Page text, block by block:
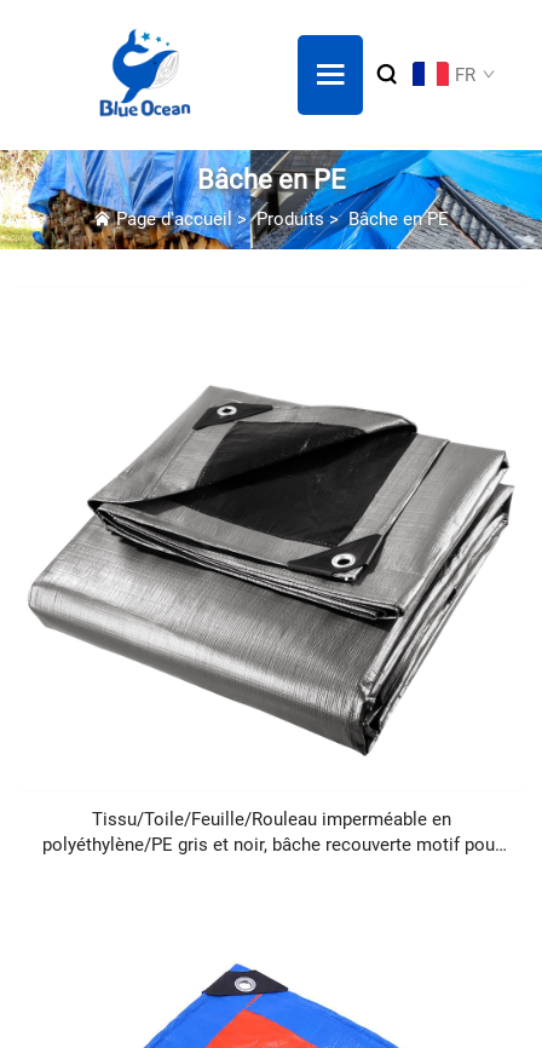
FR
Bâche en PE
Page d'accueil>Produits>Bâche en PE
Tissu/Toile/Feuille/Rouleau imperméable en
polyéthylène/PE gris et noir, bâche recouverte motif pour